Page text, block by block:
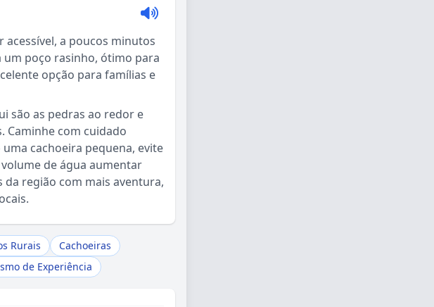
a poucos minutos
um poço rasinho, ótimo para
opção para famílias e
são as pedras ao redor e
Caminhe com cuidado
cachoeira pequena, evite
de água aumentar
região com mais aventura,
Rurais
Cachoeiras
de Experiência
Prata